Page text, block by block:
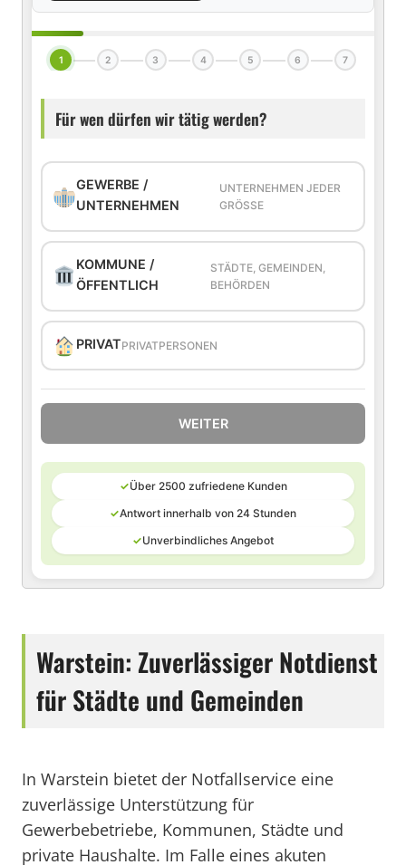
1 2 3 4 5 6 7
Für wen dürfen wir tätig werden?
GEWERBE /
UNTERNEHMEN
UNTERNEHMEN JEDER
GRÖSSE
KOMMUNE /
ÖFFENTLICH
STÄDTE, GEMEINDEN,
BEHÖRDEN
PRIVATPRIVATPERSONEN
WEITER
✓Über 2500 zufriedene Kunden
✓Antwort innerhalb von 24 Stunden
✓Unverbindliches Angebot
Warstein: Zuverlässiger Notdienst
für Städte und Gemeinden
In Warstein bietet der Notfallservice eine
zuverlässige Unterstützung für
Gewerbebetriebe, Kommunen, Städte und
private Haushalte. Im Falle eines akuten